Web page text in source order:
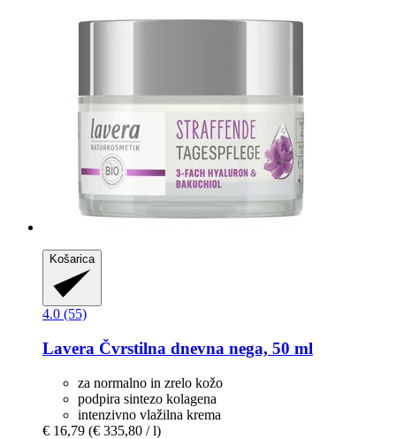
Košarica
4.0 (55)
Lavera Čvrstilna dnevna nega, 50 ml
za normalno in zrelo kožo
podpira sintezo kolagena
intenzivno vlažilna krema
€ 16,79 (€ 335,80 / l)